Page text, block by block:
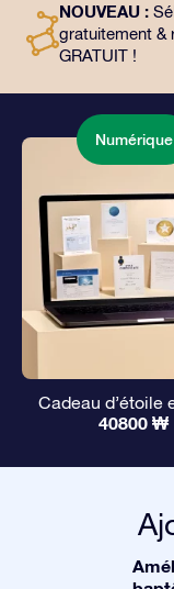
façon magique
NOUVEAU :
gratuitement &
GRATUIT !
Numérique
Cadeau d’étoile
40800 ₩